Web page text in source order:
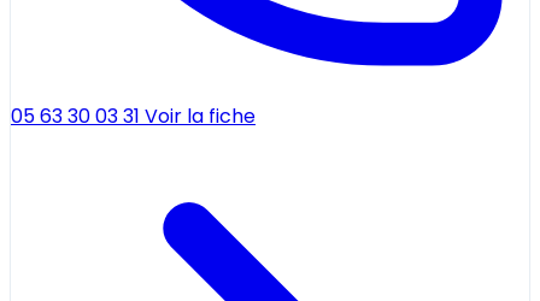
05 63 30 03 31 Voir la fiche